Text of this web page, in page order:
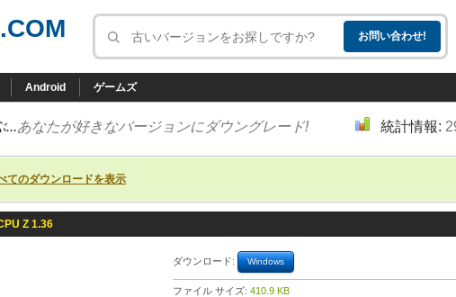
Android ゲームズ
...あなたが好きなバージョンにダウングレード! 統計情報:
てのダウンロードを表示
Z 1.36
ダウンロード: Windows
ファイル サイズ: 410.9 KB